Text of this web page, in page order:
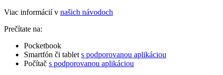
Viac informácií v našich návodoch
Prečítate na:
Pocketbook
Smartfón či tablet s podporovanou aplikáciou
Počítač s podporovanou aplikáciou